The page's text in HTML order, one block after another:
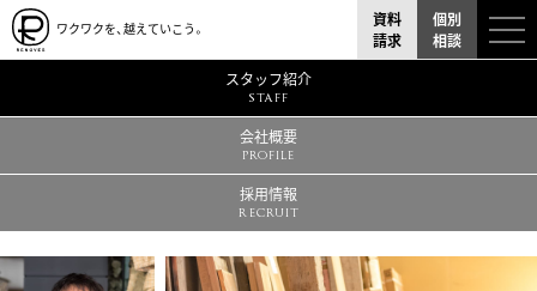
ワクワクを、越えていこう。
資料
請求
個別
相談
スタッフ紹介
STAFF
会社概要
PROFILE
採用情報
RECRUIT